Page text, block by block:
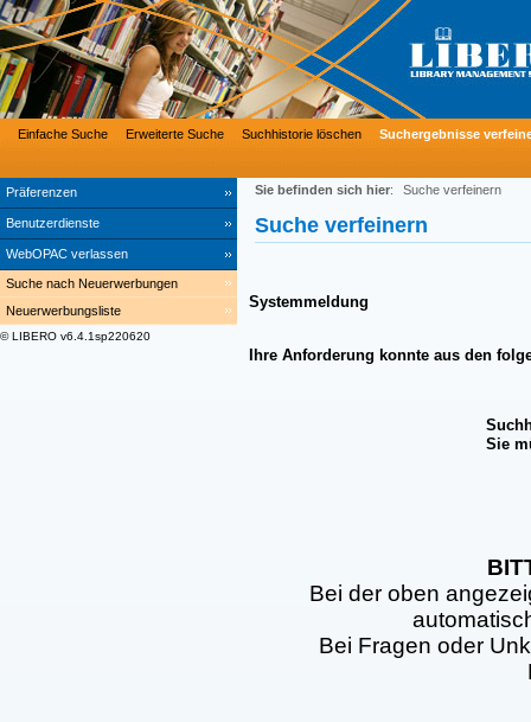
Präferenzen
Benutzerdienste
WebOPAC verlassen
Einfache Suche Erweiterte Suche Suchhistorie löschen Suchergebnisse
Suche nach Neuerwerbungen
Neuerwerbungsliste
© LIBERO v6.4.1sp220620
Sie befinden sich hier: Suche verfeinern
Suche verfeinern
Systemmeldung
Ihre Anforderung konnte aus den
Sie
Bei der oben
Bei Fragen oder